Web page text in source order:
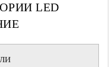
LED